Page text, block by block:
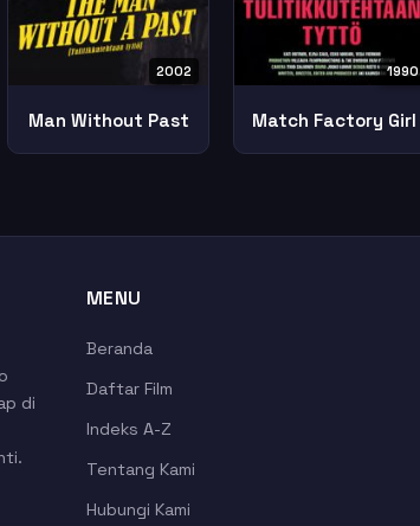
2002
Man Without Past
1990
Match Factory Girl
di
MENU
Beranda
Daftar Film
Indeks A-Z
Tentang Kami
Hubungi Kami